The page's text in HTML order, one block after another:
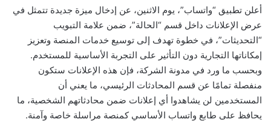
أعلن تطبيق “واتساب”، يوم الاثنين، عن إدخال ميزة جديدة تتمثل في
عرض الإعلانات داخل قسم “الحالة”، ضمن علامة التبويب
“التحديثات”، في خطوة تهدف إلى توسيع خدمات المنصة وتعزيز
إمكاناتها التجارية دون التأثير على التجربة الأساسية للمستخدم.
وبحسب ما ورد في مدونة الشركة، فإن هذه الإعلانات ستكون
منفصلة تمامًا عن قسم المحادثات الرئيسي، ما يعني أن
المستخدمين لن يشاهدوا أي إعلانات ضمن محادثاتهم الشخصية، ما
يحافظ على طابع واتساب الأساسي كمنصة مراسلة خاصة وآمنة.